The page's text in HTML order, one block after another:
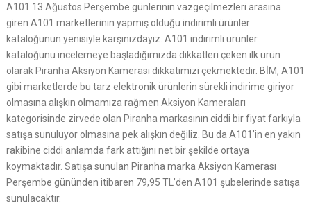
A101 13 Ağustos Perşembe günlerinin vazgeçilmezleri arasına
giren A101 marketlerinin yapmış olduğu indirimli ürünler
kataloğunun yenisiyle karşınızdayız. A101 indirimli ürünler
kataloğunu incelemeye başladığımızda dikkatleri çeken ilk ürün
olarak Piranha Aksiyon Kamerası dikkatimizi çekmektedir. BİM, A101
gibi marketlerde bu tarz elektronik ürünlerin sürekli indirime giriyor
olmasına alışkın olmamıza rağmen Aksiyon Kameraları
kategorisinde zirvede olan Piranha markasının ciddi bir fiyat farkıyla
satışa sunuluyor olmasına pek alışkın değiliz. Bu da A101’in en yakın
rakibine ciddi anlamda fark attığını net bir şekilde ortaya
koymaktadır. Satışa sunulan Piranha marka Aksiyon Kamerası
Perşembe gününden itibaren 79,95 TL’den A101 şubelerinde satışa
sunulacaktır.